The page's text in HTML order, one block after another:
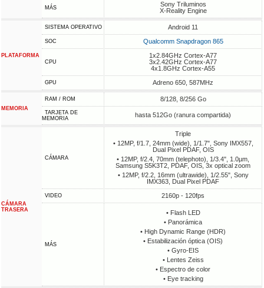
MÁS
Sony Triluminos
X-Reality Engine
PLATAFORMA
SISTEMA OPERATIVO Android 11
SOC Qualcomm Snapdragon 865
CPU
1x2.84GHz Cortex-A77
3x2.42GHz Cortex-A77
4x1.8GHz Cortex-A55
GPU Adreno 650, 587MHz
MEMORIA
RAM / ROM 8/128, 8/256 Go
TARJETA DE
MEMORIA
hasta 512Go (ranura compartida)
CÁMARA
TRASERA
CÁMARA
Triple
• 12MP, f/1.7, 24mm (wide), 1/1.7", Sony IMX557,
Dual Pixel PDAF, OIS
• 12MP, f/2.4, 70mm (telephoto), 1/3.4", 1.0µm,
Samsung S5K3T2, PDAF, OIS, 3x optical zoom
• 12MP, f/2.2, 16mm (ultrawide), 1/2.55", Sony
IMX363, Dual Pixel PDAF
VIDEO 2160p - 120fps
MÁS
• Flash LED
• Panorámica
• High Dynamic Range (HDR)
• Estabilización óptica (OIS)
• Gyro-EIS
• Lentes Zeiss
• Espectro de color
• Eye tracking